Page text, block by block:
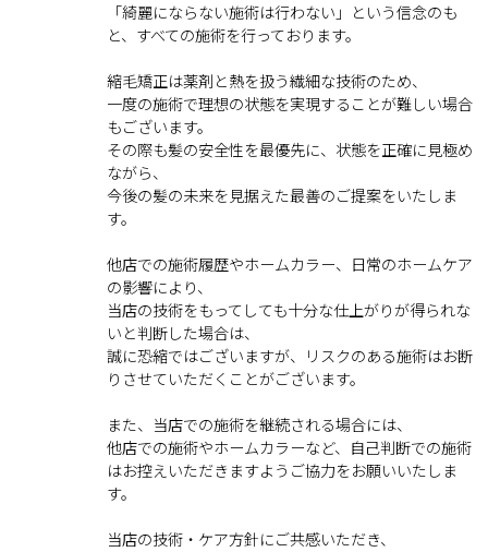
「綺麗にならない施術は行わない」という信念のも
と、すべての施術を行っております。
縮毛矯正は薬剤と熱を扱う繊細な技術のため、
一度の施術で理想の状態を実現することが難しい場合
もございます。
その際も髪の安全性を最優先に、状態を正確に見極め
ながら、
今後の髪の未来を見据えた最善のご提案をいたしま
す。
他店での施術履歴やホームカラー、日常のホームケア
の影響により、
当店の技術をもってしても十分な仕上がりが得られな
いと判断した場合は、
誠に恐縮ではございますが、リスクのある施術はお断
りさせていただくことがございます。
また、当店での施術を継続される場合には、
他店での施術やホームカラーなど、自己判断での施術
はお控えいただきますようご協力をお願いいたしま
す。
当店の技術・ケア方針にご共感いただき、